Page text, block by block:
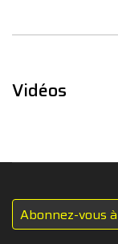
Vidéos
Abonnez-vous